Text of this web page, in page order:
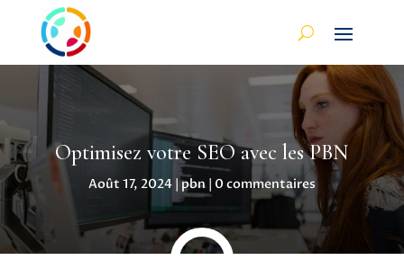
Optimisez votre SEO avec les PBN
Août 17, 2024|pbn| 0 commentaires